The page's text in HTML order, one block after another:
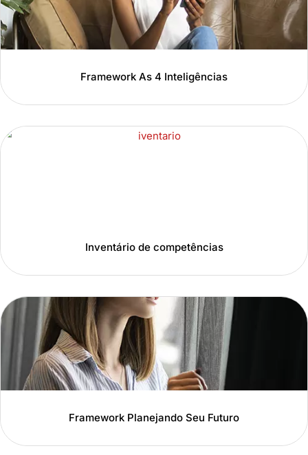
Framework As 4 Inteligências
Inventário de competências
Framework Planejando Seu Futuro